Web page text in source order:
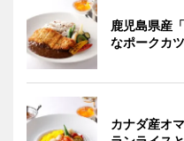
鹿児島県産
なポークカ
カナダ産オ